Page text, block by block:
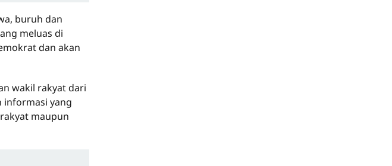
buruh dan
meluas di
dan akan
wakil rakyat dari
informasi yang
maupun